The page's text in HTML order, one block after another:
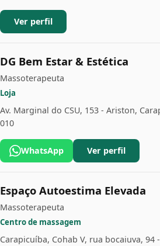
Ver perfil
DG Bem Estar & Estética
Massoterapeuta
Loja
Av. Marginal do CSU, 153 - Ariston,
010
WhatsApp Ver perfil
Espaço Autoestima Elevada
Massoterapeuta
Centro de massagem
Carapicuíba, Cohab V, rua bocaiuva, 94